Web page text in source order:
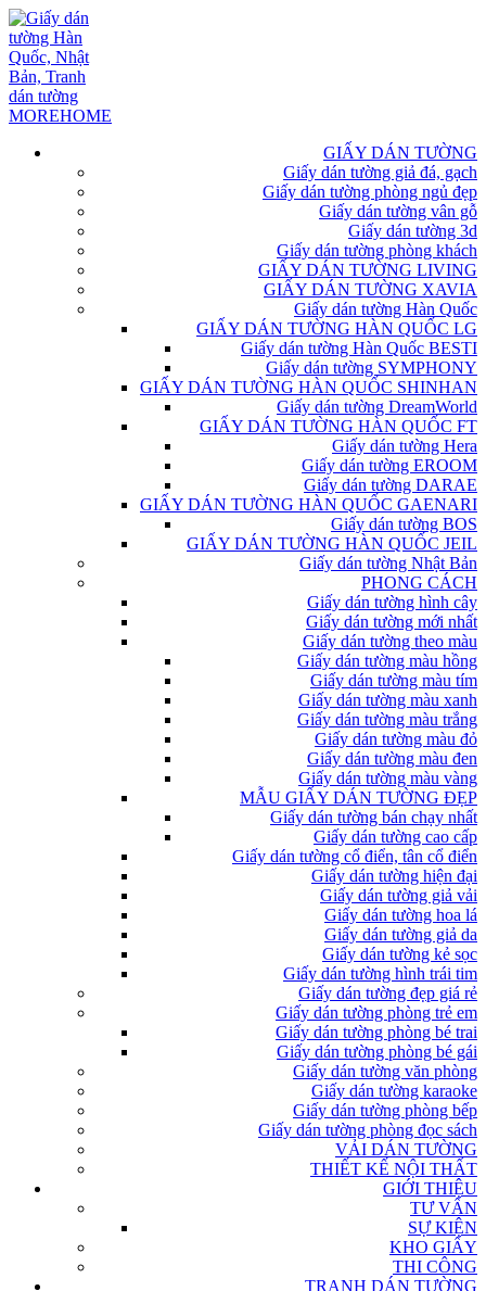
GIẤY DÁN TƯỜNG
Giấy dán tường giả đá, gạch
Giấy dán tường phòng ngủ đẹp
Giấy dán tường vân gỗ
Giấy dán tường 3d
Giấy dán tường phòng khách
GIẤY DÁN TƯỜNG LIVING
GIẤY DÁN TƯỜNG XAVIA
Giấy dán tường Hàn Quốc
GIẤY DÁN TƯỜNG HÀN QUỐC LG
Giấy dán tường Hàn Quốc BESTI
Giấy dán tường SYMPHONY
GIẤY DÁN TƯỜNG HÀN QUỐC SHINHAN
Giấy dán tường DreamWorld
GIẤY DÁN TƯỜNG HÀN QUỐC FT
Giấy dán tường Hera
Giấy dán tường EROOM
Giấy dán tường DARAE
GIẤY DÁN TƯỜNG HÀN QUỐC GAENARI
Giấy dán tường BOS
GIẤY DÁN TƯỜNG HÀN QUỐC JEIL
Giấy dán tường Nhật Bản
PHONG CÁCH
Giấy dán tường hình cây
Giấy dán tường mới nhất
Giấy dán tường theo màu
Giấy dán tường màu hồng
Giấy dán tường màu tím
Giấy dán tường màu xanh
Giấy dán tường màu trắng
Giấy dán tường màu đỏ
Giấy dán tường màu đen
Giấy dán tường màu vàng
MẪU GIẤY DÁN TƯỜNG ĐẸP
Giấy dán tường bán chạy nhất
Giấy dán tường cao cấp
Giấy dán tường cổ điển, tân cổ điển
Giấy dán tường hiện đại
Giấy dán tường giả vải
Giấy dán tường hoa lá
Giấy dán tường giả da
Giấy dán tường kẻ sọc
Giấy dán tường hình trái tim
Giấy dán tường đẹp giá rẻ
Giấy dán tường phòng trẻ em
Giấy dán tường phòng bé trai
Giấy dán tường phòng bé gái
Giấy dán tường văn phòng
Giấy dán tường karaoke
Giấy dán tường phòng bếp
Giấy dán tường phòng đọc sách
VẢI DÁN TƯỜNG
THIẾT KẾ NỘI THẤT
GIỚI THIỆU
TƯ VẤN
SỰ KIỆN
KHO GIẤY
THI CÔNG
TRANH DÁN TƯỜNG